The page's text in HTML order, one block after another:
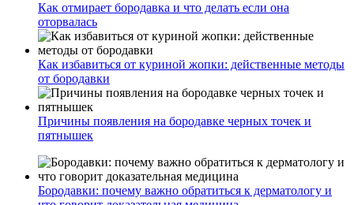
Как отмирает бородавка и что делать если она
оторвалась
Как избавиться от куриной жопки: действенные методы
от бородавки
Причины появления на бородавке черных точек и
пятнышек
Бородавки: почему важно обратиться к дерматологу и